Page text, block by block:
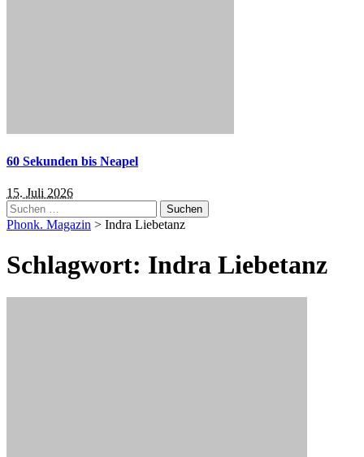
60 Sekunden bis Neapel
15. Juli 2026
Suchen
nach:
Phonk. Magazin > Indra Liebetanz
Schlagwort: Indra Liebetanz